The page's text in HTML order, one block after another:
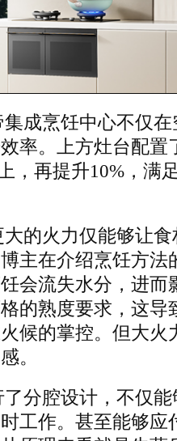
成烹饪中心不仅
率。上方灶台配置
，再提升10%，满
的火力仅能够让
主在介绍烹饪方法
会流失水分，进而
的熟度要求，这导
候的掌控。但大火
。
分腔设计，不仅
工作。甚至能够应